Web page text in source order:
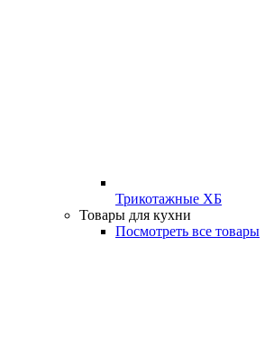
Трикотажные ХБ
Товары для кухни
Посмотреть все товары